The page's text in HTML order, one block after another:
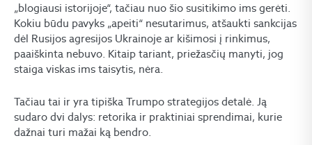
„blogiausi istorijoje“, tačiau nuo šio susitikimo ims gerėti.
Kokiu būdu pavyks „apeiti“ nesutarimus, atšaukti sankcijas
dėl Rusijos agresijos Ukrainoje ar kišimosi į rinkimus,
paaiškinta nebuvo. Kitaip tariant, priežasčių manyti, jog
staiga viskas ims taisytis, nėra.
Tačiau tai ir yra tipiška Trumpo strategijos detalė. Ją
sudaro dvi dalys: retorika ir praktiniai sprendimai, kurie
dažnai turi mažai ką bendro.